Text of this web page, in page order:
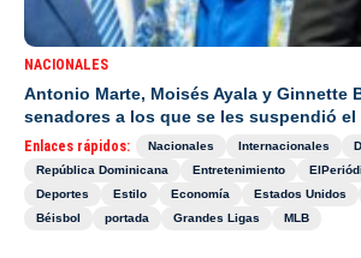
NACIONALES
Antonio Marte, Moisés Ayala y Ginnette
senadores a los que se les suspendió el
Enlaces rápidos: Nacionales Internacionales
República Dominicana
Entretenimiento
Deportes
Estilo Economía Estados Unidos
Béisbol
portada Grandes Ligas MLB